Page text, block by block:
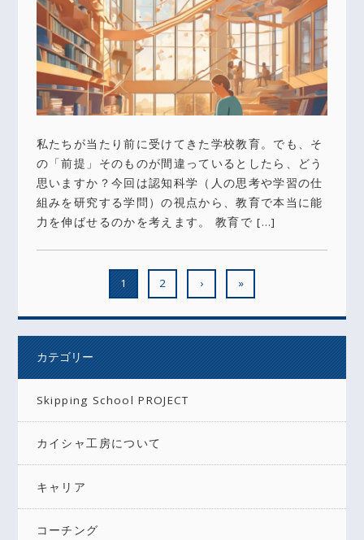
私たちが当たり前に受けてきた学校教育。でも、そ
の「前提」そのものが間違っているとしたら、どう
思いますか？今回は認知科学（人の思考や学習の仕
組みを研究する学問）の視点から、教育で本当に能
力を伸ばせるのかを考えます。 教育で […]
1 2 › »
カテゴリー
Skipping School PROJECT
カイシャ工房について
キャリア
コーチング